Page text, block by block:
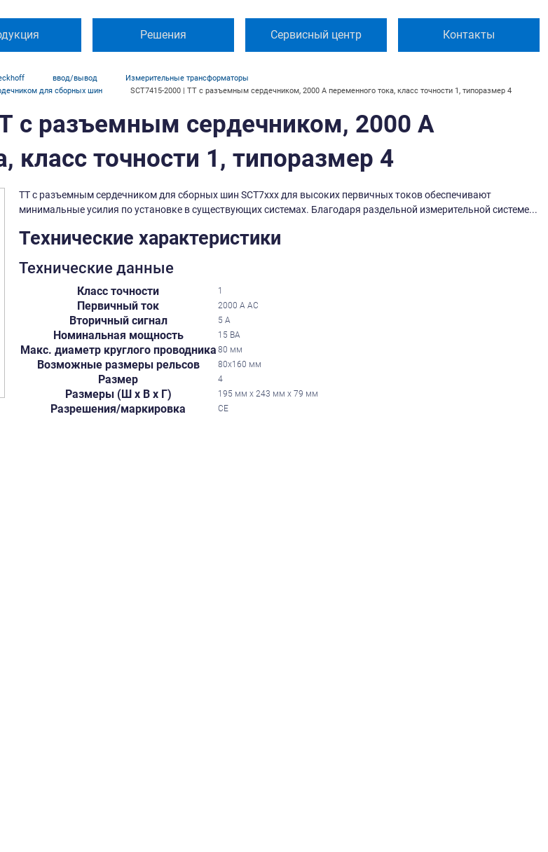
Решения Сервисный центр Контакты
ввод/вывод
Измерительные трансформаторы
для сборных шин
SCT7415-2000 | ТТ с разъемным сердечником, 2000 А переменного тока, класс точности 1, типоразмер 4
с разъемным сердечником, 2000 А
класс точности 1, типоразмер 4
ТТ с разъемным сердечником для сборных шин SCT7xxx для высоких первичных токов обеспечивают
минимальные усилия по установке в существующих системах. Благодаря раздельной измерительной системе...
Технические характеристики
Технические данные
Класс точности 1
Первичный ток 2000 А АС
Вторичный сигнал 5 А
Номинальная мощность 15 ВА
Макс. диаметр круглого проводника 80 мм
Возможные размеры рельсов 80х160 мм
Размер 4
Размеры (Ш х В х Г) 195 мм х 243 мм х 79 мм
Разрешения/маркировка CE